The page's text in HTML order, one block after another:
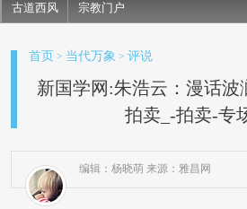
古道西风 宗教门户
首页 > 当代万象 > 评说
新国学网:朱浩云：漫话波
拍卖_-拍卖-专
编辑：杨晓萌 来源：雅昌网